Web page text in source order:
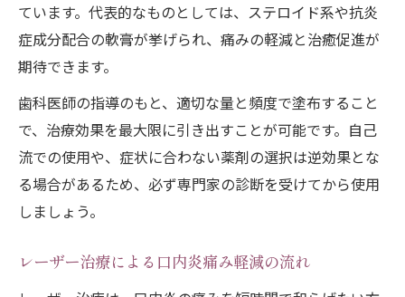
ています。代表的なものとしては、ステロイド系や抗炎
症成分配合の軟膏が挙げられ、痛みの軽減と治癒促進が
期待できます。
歯科医師の指導のもと、適切な量と頻度で塗布すること
で、治療効果を最大限に引き出すことが可能です。自己
流での使用や、症状に合わない薬剤の選択は逆効果とな
る場合があるため、必ず専門家の診断を受けてから使用
しましょう。
レーザー治療による口内炎痛み軽減の流れ